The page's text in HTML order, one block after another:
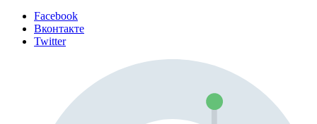
Facebook
Вконтакте
Twitter